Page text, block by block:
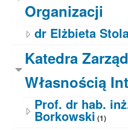
Organizacji
dr Elżbieta
Katedra
Własnością
Prof. dr hab.
Borkowski (1)